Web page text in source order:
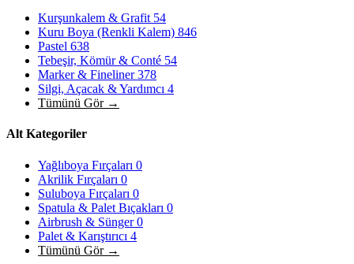
Kurşunkalem & Grafit 54
Kuru Boya (Renkli Kalem) 846
Pastel 638
Tebeşir, Kömür & Conté 54
Marker & Fineliner378
Silgi, Açacak & Yardımcı 4
Tümünü Gör →
Alt Kategoriler
Yağlıboya Fırçaları 0
Akrilik Fırçaları 0
Suluboya Fırçaları 0
Spatula & Palet Bıçakları 0
Airbrush & Sünger0
Palet & Karıştırıcı 4
Tümünü Gör →